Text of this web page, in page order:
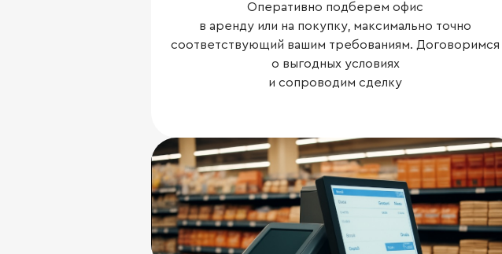
Оперативно подберем офис
в аренду или на покупку, максимально точно
соответствующий вашим требованиям. Договоримся
о выгодных условиях
и сопроводим сделку